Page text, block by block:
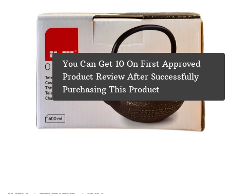
You Can Get 10 On First Approved
Product Review After Successfully
Purchasing This Product